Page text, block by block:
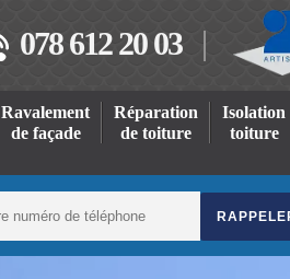
078 612 20 03
Ravalement
de façade
Réparation
de toiture
Isolation
toiture